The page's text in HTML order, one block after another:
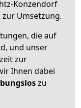
Konzendorf
Umsetzung.
die auf
und unser
zur
Ihnen dabei
zu